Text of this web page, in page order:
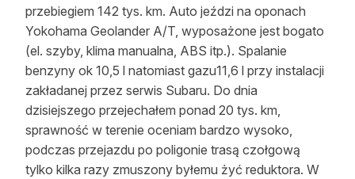
przebiegiem 142 tys. km. Auto jeździ na oponach
Yokohama Geolander A/T, wyposażone jest bogato
(el. szyby, klima manualna, ABS itp.). Spalanie
benzyny ok 10,5 l natomiast gazu11,6 l przy instalacji
zakładanej przez serwis Subaru. Do dnia
dzisiejszego przejechałem ponad 20 tys. km,
sprawność w terenie oceniam bardzo wysoko,
podczas przejazdu po poligonie trasą czołgową
tylko kilka razy zmuszony byłemu żyć reduktora. W